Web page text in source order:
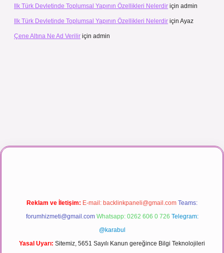
Ilk Türk Devletinde Toplumsal Yapının Özellikleri Nelerdir için admin
Ilk Türk Devletinde Toplumsal Yapının Özellikleri Nelerdir için Ayaz
Çene Altına Ne Ad Verilir için admin
maç izle
Reklam ve İletişim: E-mail: backlinkpaneli@gmail.com Teams:
forumhizmeti@gmail.com Whatsapp: 0262 606 0 726 Telegram:
@karabul
Yasal Uyarı: Sitemiz, 5651 Sayılı Kanun gereğince Bilgi Teknolojileri